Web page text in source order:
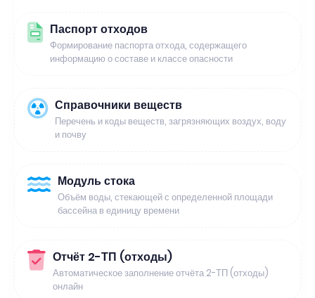
Паспорт отходов
Формирование паспорта отхода, содержащего
информацию о составе и классе опасности
Справочники веществ
Перечень и коды веществ, загрязняющих воздух, воду
и почву
Модуль стока
Объём воды, стекающей с определенной площади
бассейна в единицу времени
Отчёт 2-ТП (отходы)
Автоматическое заполнение отчёта 2-ТП (отходы)
онлайн